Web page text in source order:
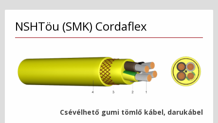
NSHTöu (SMK) Cordaflex
Csévélhető gumi tömlő kábel, darukábel